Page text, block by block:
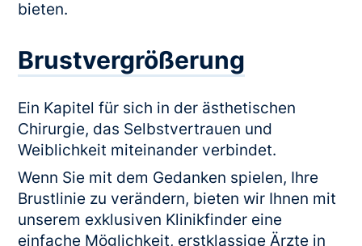
bieten.
Brustvergrößerung
Ein Kapitel für sich in der ästhetischen
Chirurgie, das Selbstvertrauen und
Weiblichkeit miteinander verbindet.
Wenn Sie mit dem Gedanken spielen, Ihre
Brustlinie zu verändern, bieten wir Ihnen mit
unserem exklusiven Klinikfinder eine
einfache Möglichkeit, erstklassige Ärzte in